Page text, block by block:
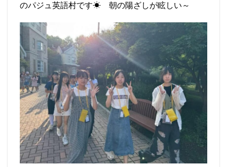
のパジュ英語村です☀ 朝の陽ざしが眩しい～